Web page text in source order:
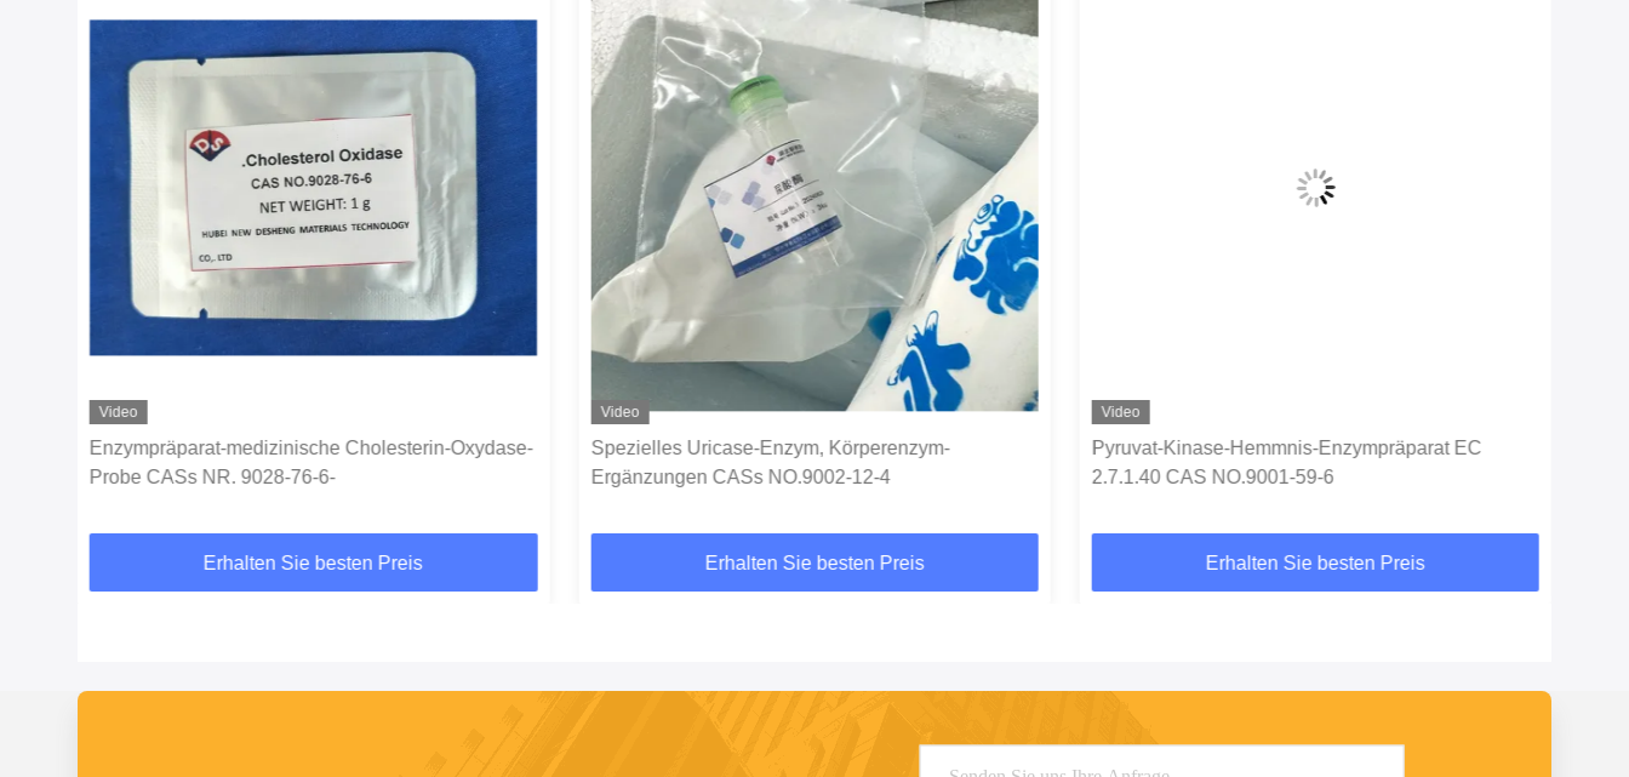
Video
Enzympräparat-medizinische Cholesterin-Oxydase-
Probe CASs NR. 9028-76-6-
Erhalten Sie besten Preis
Video
Spezielles Uricase-Enzym, Körperenzym-
Ergänzungen CASs NO.9002-12-4
Erhalten Sie besten Preis
Video
Pyruvat-Kinase-Hemmnis-Enzympräparat EC
2.7.1.40 CAS NO.9001-59-6
Erhalten Sie besten Preis